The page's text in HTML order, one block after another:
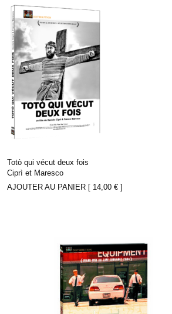
Totò qui vécut deux fois
Ciprì et Maresco
AJOUTER AU PANIER [ 14,00 €]